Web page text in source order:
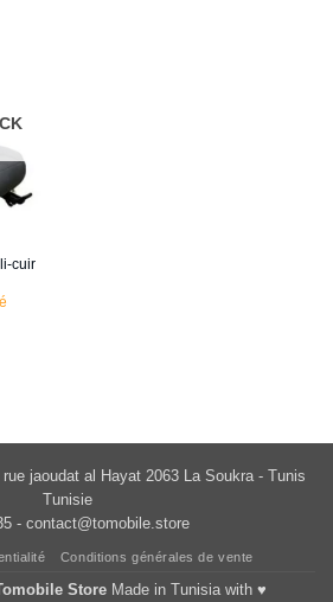
cuir
jaoudat al Hayat 2063 La Soukra - Tunis
Tunisie
- contact@tomobile.store
Conditions générales de vente
StoreMade in Tunisia with ♥